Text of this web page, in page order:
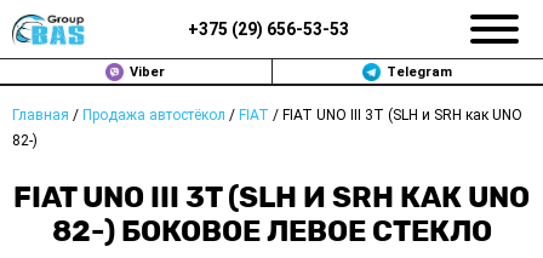
+375 (29) 656-53-53
Viber Telegram
Главная / Продажа автостёкол / FIAT / FIAT UNO III 3T (SLH и SRH как UNO
82-)
FIAT UNO III 3T (SLH И SRH КАК UNO
82-) БОКОВОЕ ЛЕВОЕ СТЕКЛО
ЗАМЕНА АВТОСТЕКОЛ В МИНСКЕ
ПРОДАЖА АВТОСТЁКОЛ
РЕМОНТ